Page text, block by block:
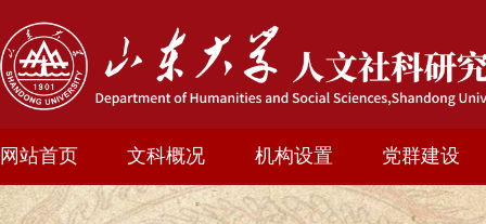
网站首页 文科概况 机构设置 党群建设